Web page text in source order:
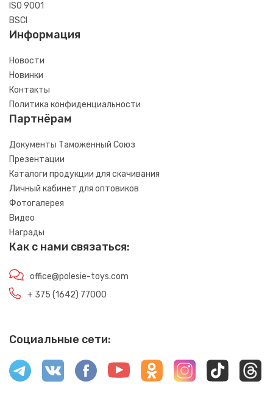
ISO 9001
BSCI
Информация
Новости
Новинки
Контакты
Политика конфиденциальности
Партнёрам
Документы Таможенный Союз
Презентации
Каталоги продукции для скачивания
Личный кабинет для оптовиков
Фотогалерея
Видео
Награды
Как с нами связаться:
office@polesie-toys.com
+ 375 (1642) 77000
Социальные сети: